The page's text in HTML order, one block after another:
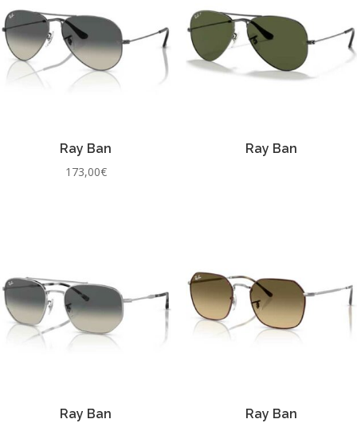
Ray Ban
173,00€
Ray Ban
Ray Ban
Ray Ban